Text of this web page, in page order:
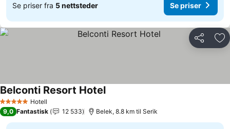
Se priser fra 5 nettsteder Se priser
Del
5 Stjerner Hotell
Belconti Resort Hotel
9,0 Fantastisk 12 533 Belek, 8.8 km til Serik